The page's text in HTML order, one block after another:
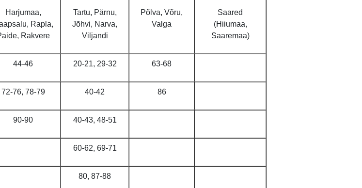
Harjumaa,
Rapla,
Rakvere
Tartu, Pärnu,
Jõhvi, Narva,
Viljandi
Põlva, Võru,
Valga
Saared
(Hiiumaa,
Saaremaa)
44-46 20-21, 29-32 63-68
72-76, 78-79 40-42 86
90-90 40-43, 48-51
60-62, 69-71
80, 87-88